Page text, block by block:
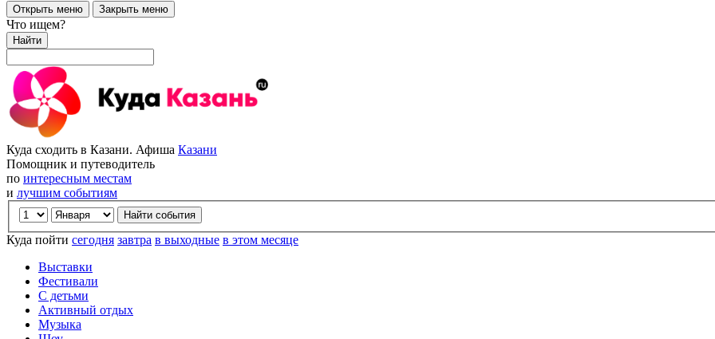
Открыть меню Закрыть меню
Что ищем?
Найти
Куда сходить в Казани. Афиша Казани
Помощник и путеводитель
по интересным местам
и лучшим событиям
Куда пойти сегодня завтра в выходные в этом месяце
Выставки
Фестивали
С детьми
Активный отдых
Музыка